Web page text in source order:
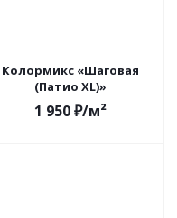
Колормикс «Шаговая
(Патио XL)»
1 950₽/м²